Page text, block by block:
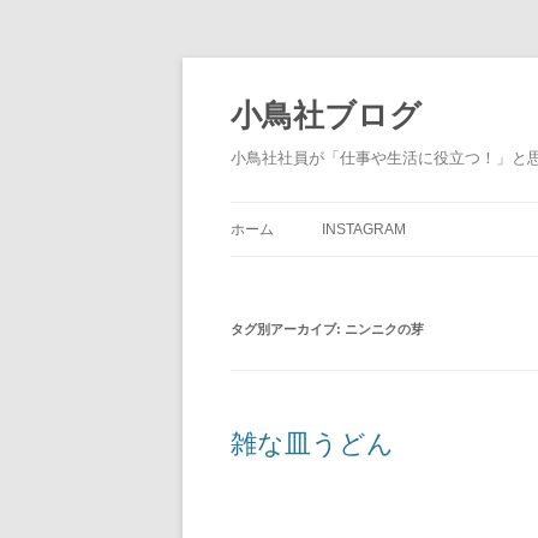
小鳥社ブログ
小鳥社社員が「仕事や生活に役立つ！」と
ホーム INSTAGRAM
タグ別アーカイブ: ニンニクの芽
雑な皿うどん